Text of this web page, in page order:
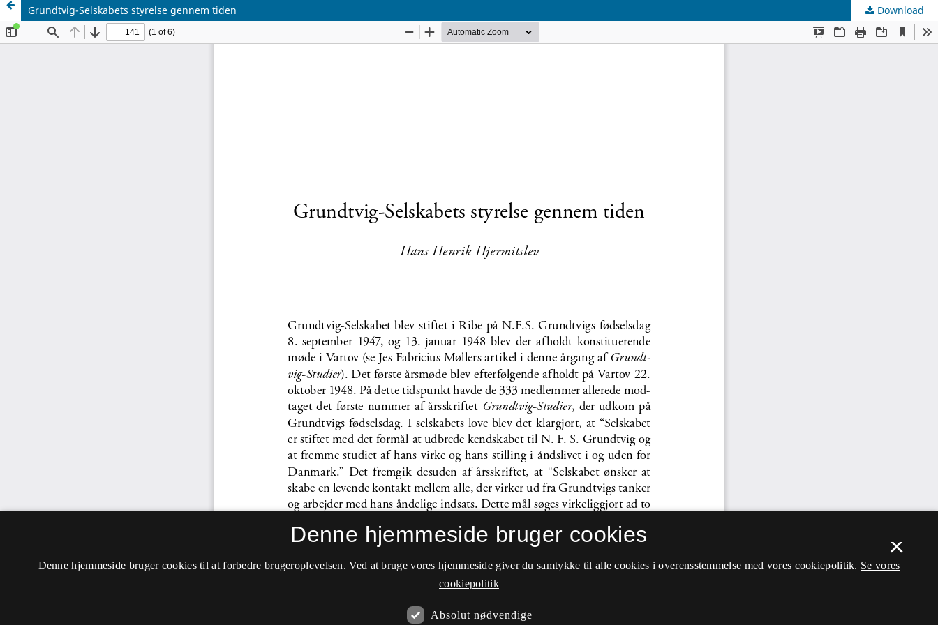
Grundtvig-Selskabets styrelse gennem tiden Download
×
Denne hjemmeside bruger cookies
Denne hjemmeside bruger cookies til at forbedre brugeroplevelsen. Ved at bruge vores hjemmeside giver du samtykke til alle cookies i overensstemmelse med vores cookiepolitik. Se vores
cookiepolitik
Absolut nødvendige